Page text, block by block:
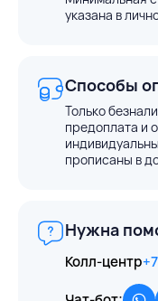
указана в
Способы
Только
предоплата и
прописаны в
Нужна
Колл-центр